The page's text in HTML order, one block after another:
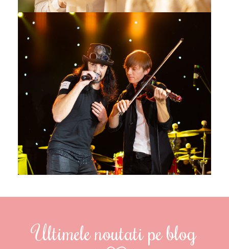
Ultimele noutati pe blog